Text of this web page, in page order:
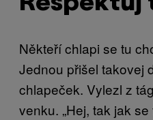
Někteří chlapi se tu
Jednou přišel takovej
chlapeček. Vylezl z
venku. „Hej, tak jak